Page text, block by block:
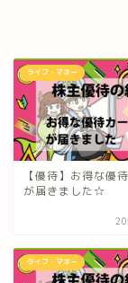
ライフ・マネー
【優待】お得な優
が届きました☆
ライフ・マネー